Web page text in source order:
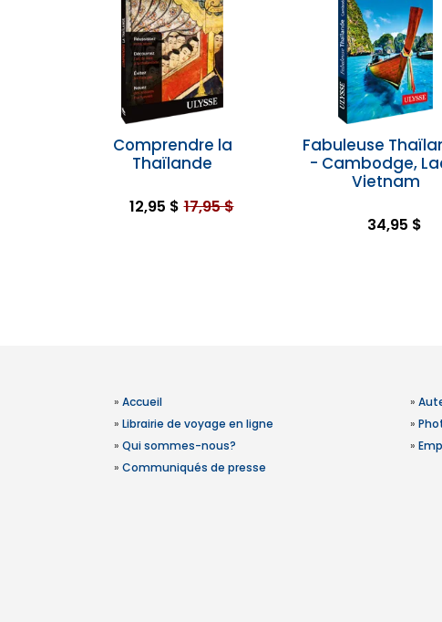
Comprendre la
Thaïlande
12,95 $ 17,95 $
Fabuleuse
- Cambodge,
Vietnam
34,95 $
» Accueil
» Librairie de voyage en ligne
» Qui sommes-nous?
» Communiqués de presse
»
»
»